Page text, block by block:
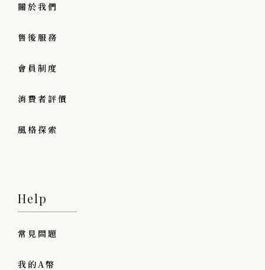
關於我們
售後服務
會員制度
消費者評價
風格探索
Help
常見問題
我的A幣